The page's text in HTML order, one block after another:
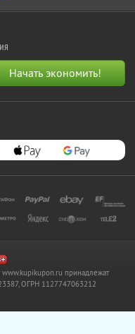
www.kupikupon.ru принадлежат
ОГРН 1127747063212